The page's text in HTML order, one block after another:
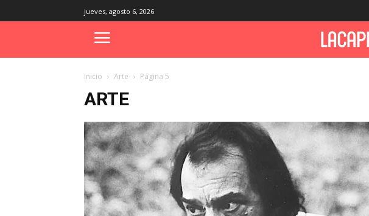
jueves, agosto 6, 2026
Inicio Arte Página 5
ARTE